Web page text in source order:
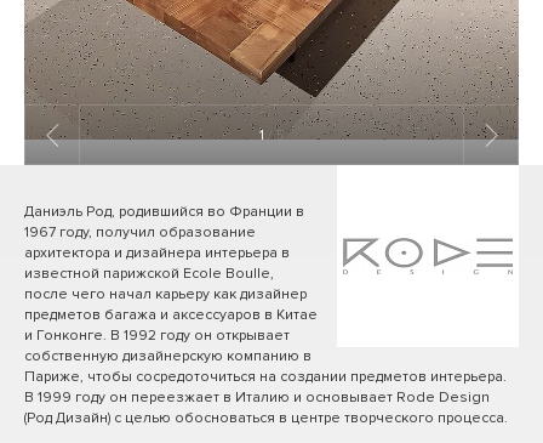
1/ 5
Даниэль Род, родившийся во Франции в
1967 году, получил образование
архитектора и дизайнера интерьера в
известной парижской Ecole Boulle,
после чего начал карьеру как дизайнер
предметов багажа и аксессуаров в Китае
и Гонконге. В 1992 году он открывает
собственную дизайнерскую компанию в
Париже, чтобы сосредоточиться на создании предметов интерьера.
В 1999 году он переезжает в Италию и основывает Rode Design
(Род Дизайн) с целью обосноваться в центре творческого процесса.